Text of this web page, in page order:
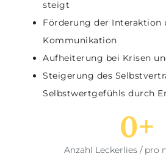
steigt
Förderung der Interaktion
Kommunikation
Aufheiterung bei Krisen
Steigerung des
Selbstwertgefühls durch
Anzahl Leckerlies / pro
0+